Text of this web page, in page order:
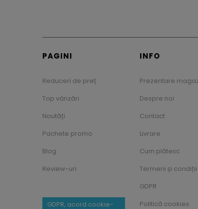
PAGINI
Reduceri de preț
Top vânzări
Noutăți
Pachete promo
Blog
Review-uri
GDPR, acord cookie-
INFO
Prezentare
Despre noi
Contact
Livrare
Cum plătesc
Termeni și condiții
GDPR
Politică cookies